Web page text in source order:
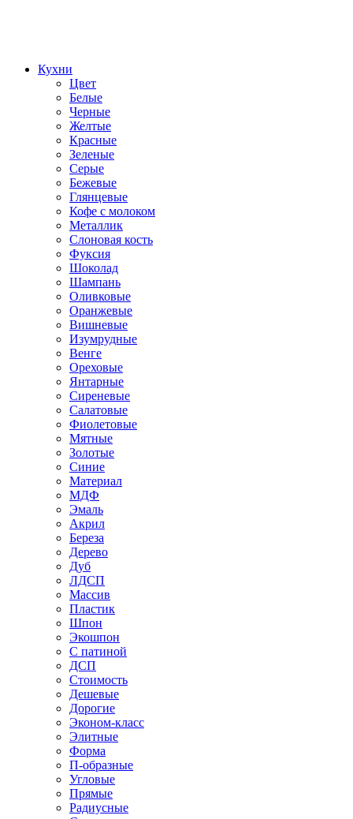
Кухни
Цвет
Белые
Черные
Желтые
Красные
Зеленые
Серые
Бежевые
Глянцевые
Кофе с молоком
Металлик
Слоновая кость
Фуксия
Шоколад
Шампань
Оливковые
Оранжевые
Вишневые
Изумрудные
Венге
Ореховые
Янтарные
Сиреневые
Салатовые
Фиолетовые
Мятные
Золотые
Синие
Материал
МДФ
Эмаль
Акрил
Береза
Дерево
Дуб
ЛДСП
Массив
Пластик
Шпон
Экошпон
С патиной
ДСП
Стоимость
Дешевые
Дорогие
Эконом-класс
Элитные
Форма
П-образные
Угловые
Прямые
Радиусные